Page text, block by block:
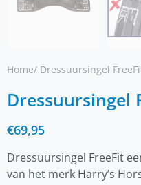
Home/ Dressuursingel
Dressuursingel
€69,95
Dressuursingel FreeFit
van het merk Harry’s